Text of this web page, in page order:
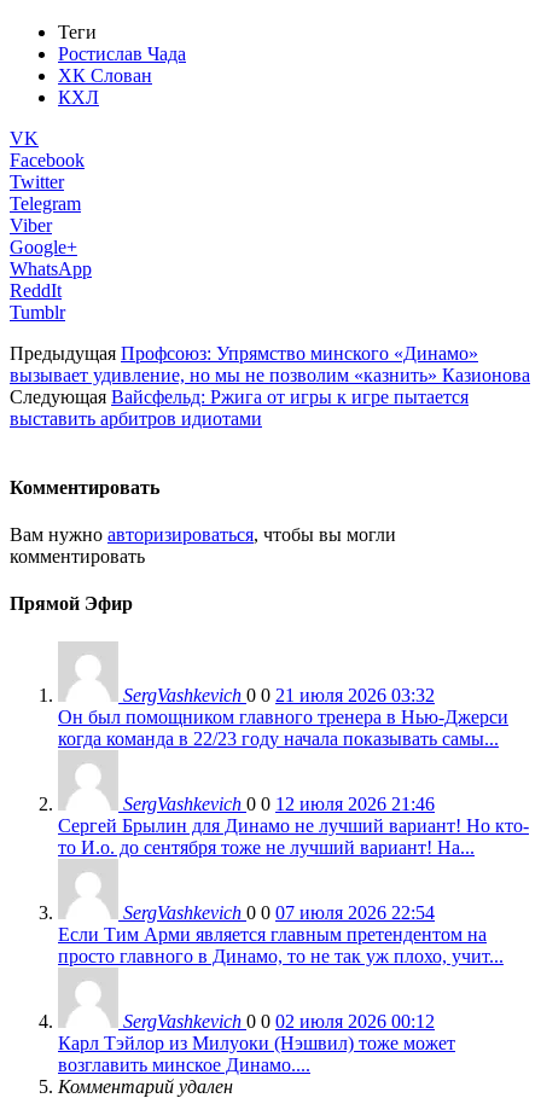
Теги
Ростислав Чада
ХК Слован
КХЛ
VK
Facebook
Twitter
Telegram
Viber
Google+
WhatsApp
ReddIt
Tumblr
Предыдущая Профсоюз: Упрямство минского «Динамо»
вызывает удивление, но мы не позволим «казнить» Казионова
Следующая Вайсфельд: Ржига от игры к игре пытается
выставить арбитров идиотами
Комментировать
Вам нужно авторизироваться, чтобы вы могли
комментировать
Прямой Эфир
SergVashkevich 0 0 21 июля 2026 03:32
Он был помощником главного тренера в Нью-Джерси
когда команда в 22/23 году начала показывать самы...
SergVashkevich 0 0 12 июля 2026 21:46
Сергей Брылин для Динамо не лучший вариант! Но кто-
то И.о. до сентября тоже не лучший вариант! На...
SergVashkevich 0 0 07 июля 2026 22:54
Если Тим Арми является главным претендентом на
просто главного в Динамо, то не так уж плохо, учит...
SergVashkevich 0 0 02 июля 2026 00:12
Карл Тэйлор из Милуоки (Нэшвил) тоже может
возглавить минское Динамо....
Комментарий удален